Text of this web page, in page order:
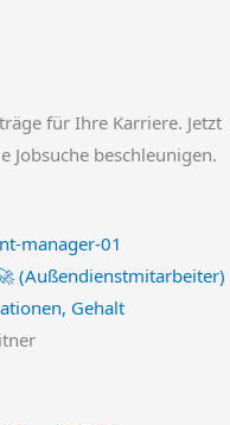
für Ihre Karriere. Jetzt
Jobsuche beschleunigen.
(Außendienstmitarbeiter)
Gehalt